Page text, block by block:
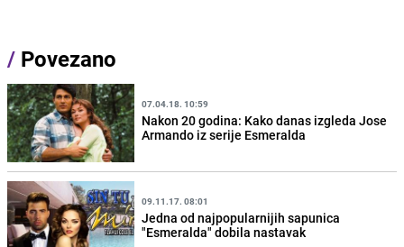
/ Povezano
07.04.18. 10:59
Nakon 20 godina: Kako danas izgleda Jose
Armando iz serije Esmeralda
09.11.17. 08:01
Jedna od najpopularnijih sapunica
"Esmeralda" dobila nastavak